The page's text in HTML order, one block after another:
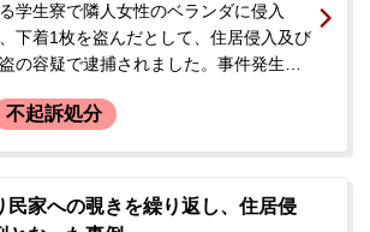
学生寮で隣人女性のベランダに侵入
下着1枚を盗んだとして、住居侵入及び
の容疑で逮捕されました。事件発生か
の映像がきっかけで被疑者として特定
余罪の存在も疑っていました。逮捕の知
を受けたご両親が当事務所へ相談。当
不起訴処分
民家への覗きを繰り返し、住居侵